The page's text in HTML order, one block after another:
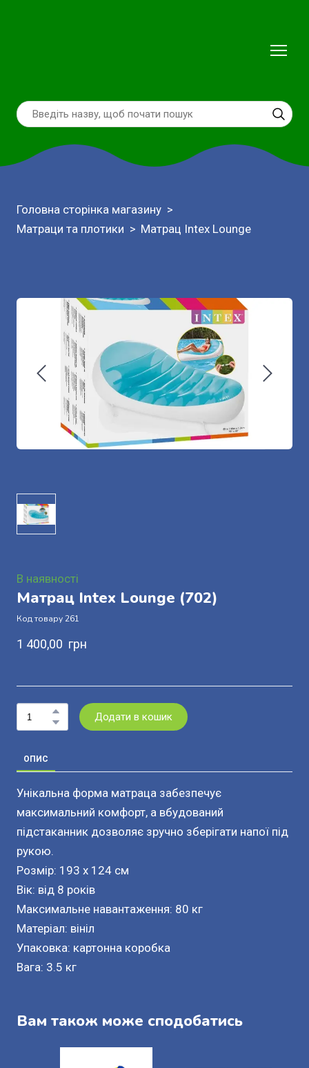
Головна сторінка магазину
Матраци та плотики
Матрац Intex Lounge
В наявності
Матрац Intex Lounge (702)
Код товару 261
1 400,00  грн
Додати в кошик
ОПИС
Унікальна форма матраца забезпечує
максимальний комфорт, а вбудований
підстаканник дозволяє зручно зберігати напої під
рукою.
Розмір: 193 x 124 см
Вік: від 8 років
Максимальне навантаження: 80 кг
Матеріал: вініл
Упаковка: картонна коробка
Вага: 3.5 кг
Вам також може сподобатись